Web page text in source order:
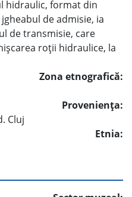
hidraulic, format din
de admisie, ia
de transmisie, care
roţii hidraulice, la
Zona etnografică:
Provenienţa:
Cluj
Etnia: